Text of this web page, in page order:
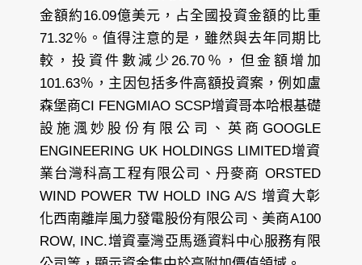
金額約16.09億美元，占全國投資金額的比重
71.32％。值得注意的是，雖然與去年同期比
較，投資件數減少26.70％，但金額增加
101.63％，主因包括多件高額投資案，例如盧
森堡商CI FENGMIAO SCSP增資哥本哈根基礎
設施渢妙股份有限公司、英商GOOGLE
ENGINEERING UK HOLDINGS LIMITED增資
業台灣科高工程有限公司、丹麥商 ORSTED
WIND POWER TW HOLD ING A/S 增資大彰
化西南離岸風力發電股份有限公司、美商A100
ROW, INC.增資臺灣亞馬遜資料中心服務有限